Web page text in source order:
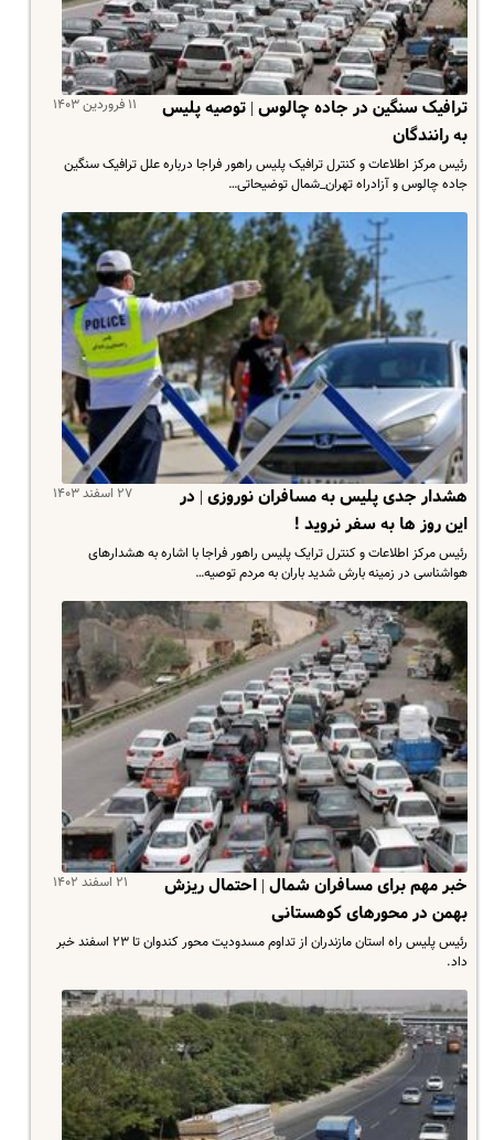
۱۱ فروردین ۱۴۰۳
ترافیک سنگین در جاده چالوس | توصیه پلیس
به رانندگان
رئیس مرکز اطلاعات و کنترل ترافیک پلیس راهور فراجا درباره علل ترافیک سنگین
جاده چالوس و آزادراه تهران_شمال توضیحاتی…
۲۷ اسفند ۱۴۰۳
هشدار جدی پلیس به مسافران نوروزی | در
این روز ها به سفر نروید !
رئیس مرکز اطلاعات و کنترل ترایک پلیس راهور فراجا با اشاره به هشدارهای
هواشناسی در زمینه بارش شدید باران به مردم توصیه…
۲۱ اسفند ۱۴۰۲
خبر مهم برای مسافران شمال | احتمال ریزش
بهمن در محورهای کوهستانی
رئیس پلیس راه استان مازندران از تداوم مسدودیت محور کندوان تا ۲۳ اسفند خبر
داد.